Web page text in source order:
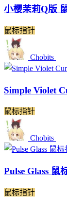
小樱茉莉Q版
鼠标指针
Chobits
Simple Violet
鼠标指针
Chobits
Pulse Glass 鼠
鼠标指针